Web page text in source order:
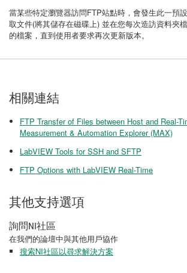
當某些特定瀏覽器訪問FTP站點時，會發生此一預
取文件(將其儲存在磁碟上) 並在您每次造訪資料夾
的檔案，直到使用者要求再次更新版本。
相關連結
FTP Transfer of Files between Host and Real-
Measurement & Automation Explorer (MAX)
LabVIEW Tools for SSH and SFTP
FTP Options with LabVIEW Real-Time
其他支持選項
詢問NI社區
在我們的論壇中與其他用戶協作
搜索NI社區以尋求解決方案